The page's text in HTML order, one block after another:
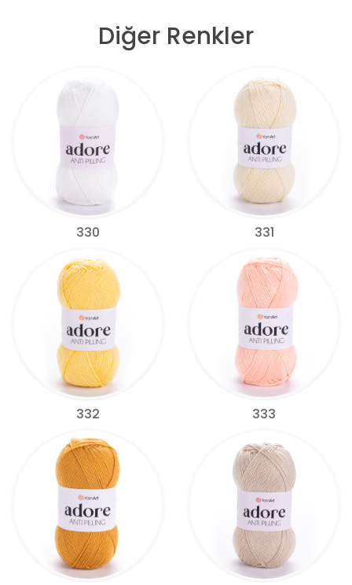
Diğer Renkler
330 331
332 333